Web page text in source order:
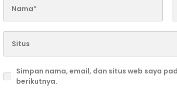
Simpan nama, email, dan situs web saya
berikutnya.